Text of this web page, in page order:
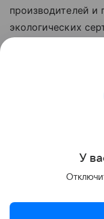
производителей и
экологических
качественное
поверхность без
У